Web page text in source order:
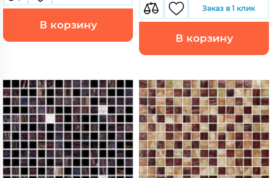
В корзину
Заказ в 1 клик
В корзину